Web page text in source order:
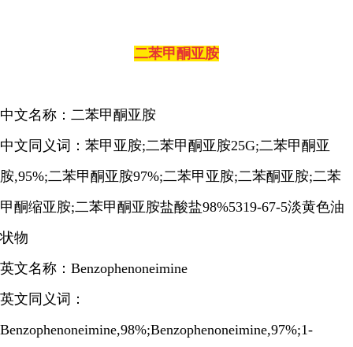
二苯甲酮亚胺
中文名称：二苯甲酮亚胺
中文同义词：苯甲亚胺;二苯甲酮亚胺25G;二苯甲酮亚
胺,95%;二苯甲酮亚胺97%;二苯甲亚胺;二苯酮亚胺;二苯
甲酮缩亚胺;二苯甲酮亚胺盐酸盐98%5319-67-5淡黄色油
状物
英文名称：Benzophenoneimine
英文同义词：
Benzophenoneimine,98%;Benzophenoneimine,97%;1-